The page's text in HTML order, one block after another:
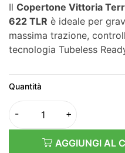
Il Copertone Vittoria
622 TLR è ideale per
massima trazione,
tecnologia Tubeless
Quantità
AGGIUNGI AL